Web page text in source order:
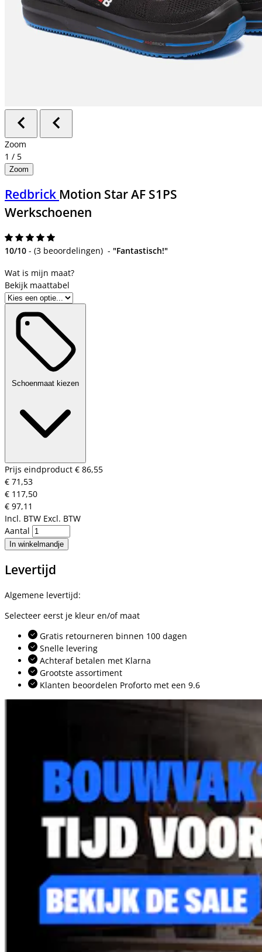
Zoom
1 / 5
Zoom
Redbrick Motion Star AF S1PS
Werkschoenen
10/10 - (3 beoordelingen) - "Fantastisch!"
Bekijk maattabel
Schoenmaat kiezen
Prijs eindproduct € 86,55
€ 71,53
€ 117,50
€ 97,11
Incl. BTW Excl. BTW
Aantal
In winkelmandje
Levertijd
Algemene levertijd:
Selecteer eerst je kleur en/of maat
Gratis retourneren binnen 100 dagen
Snelle levering
Achteraf betalen met Klarna
Grootste assortiment
Klanten beoordelen Proforto met een 9.6